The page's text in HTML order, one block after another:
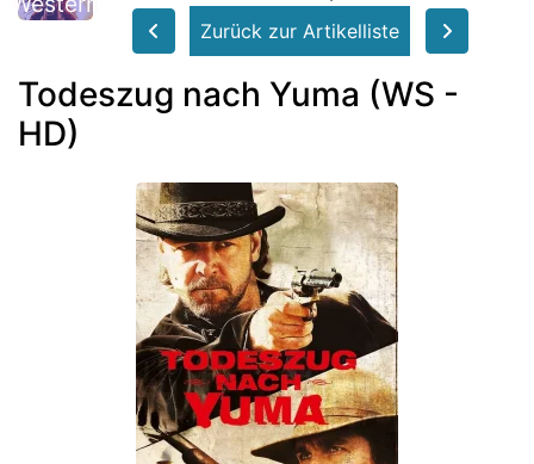
Zurück zur Artikelliste
Todeszug nach Yuma (WS -
HD)